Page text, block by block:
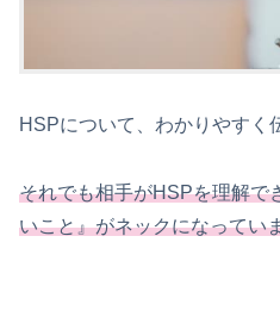
HSPについて、わかりやすく
それでも相手がHSPを理解で
いこと』がネックになってい